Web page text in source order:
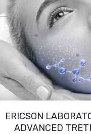
ERICSON
ADVANCED